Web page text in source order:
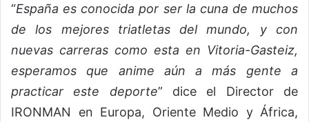
“España es conocida por ser la cuna de muchos
de los mejores triatletas del mundo, y con
nuevas carreras como esta en Vitoria-Gasteiz,
esperamos que anime aún a más gente a
practicar este deporte” dice el Director de
IRONMAN en Europa, Oriente Medio y África,